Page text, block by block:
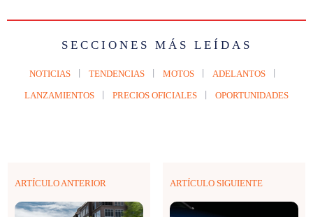
SECCIONES MÁS LEÍDAS
NOTICIAS TENDENCIAS MOTOS ADELANTOS
LANZAMIENTOS PRECIOS OFICIALES OPORTUNIDADES
ARTÍCULO ANTERIOR ARTÍCULO SIGUIENTE